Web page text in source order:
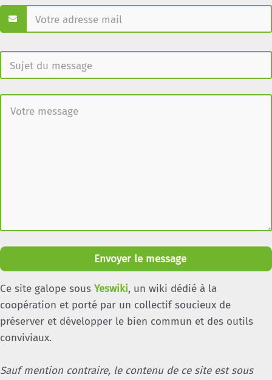
Envoyer le message
Ce site galope sous Yeswiki, un wiki dédié à la
coopération et porté par un collectif soucieux de
préserver et développer le bien commun et des outils
conviviaux.
Sauf mention contraire, le contenu de ce site est sous